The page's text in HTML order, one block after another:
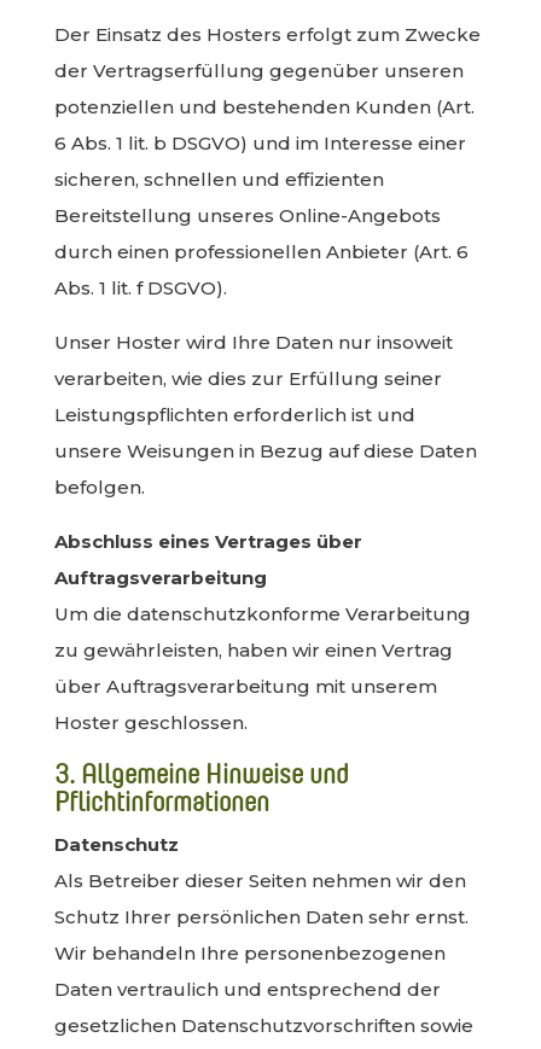
Der Einsatz des Hosters erfolgt zum Zwecke
der Vertragserfüllung gegenüber unseren
potenziellen und bestehenden Kunden (Art.
6 Abs. 1 lit. b DSGVO) und im Interesse einer
sicheren, schnellen und effizienten
Bereitstellung unseres Online-Angebots
durch einen professionellen Anbieter (Art. 6
Abs. 1 lit. f DSGVO).
Unser Hoster wird Ihre Daten nur insoweit
verarbeiten, wie dies zur Erfüllung seiner
Leistungspflichten erforderlich ist und
unsere Weisungen in Bezug auf diese Daten
befolgen.
Abschluss eines Vertrages über
Auftragsverarbeitung
Um die datenschutzkonforme Verarbeitung
zu gewährleisten, haben wir einen Vertrag
über Auftragsverarbeitung mit unserem
Hoster geschlossen.
3. Allgemeine Hinweise und
Pflichtinformationen
Datenschutz
Als Betreiber dieser Seiten nehmen wir den
Schutz Ihrer persönlichen Daten sehr ernst.
Wir behandeln Ihre personenbezogenen
Daten vertraulich und entsprechend der
gesetzlichen Datenschutzvorschriften sowie